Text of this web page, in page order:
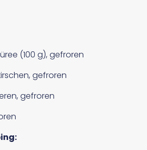
(100 g), gefroren
gefroren
gefroren